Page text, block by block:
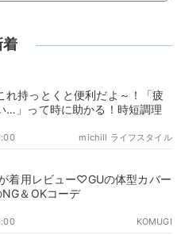
着
れ持っとくと便利だよ～！「疲
…」って時に助かる！時短調理
michill ライフスタイル
着用レビュー♡GUの体型カバー
＆OKコーデ
KOMUGI